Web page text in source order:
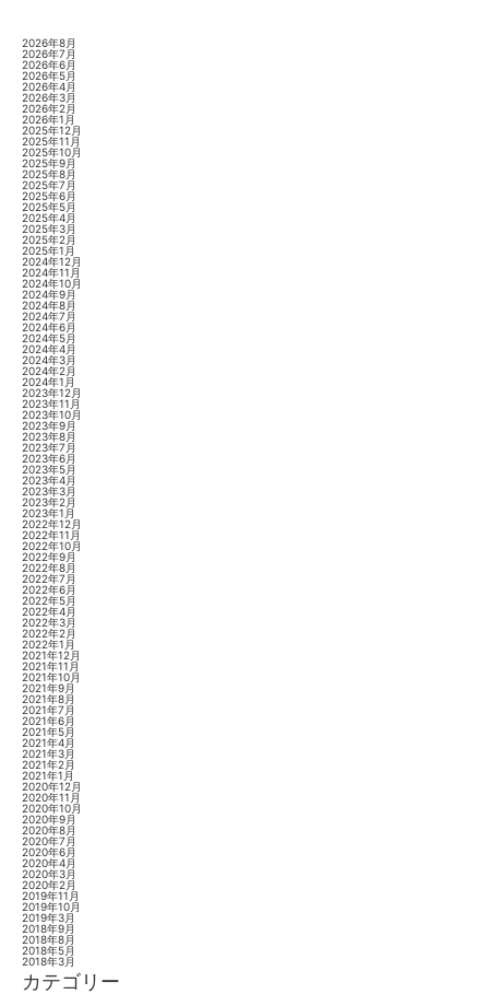
2026年8月
2026年7月
2026年6月
2026年5月
2026年4月
2026年3月
2026年2月
2026年1月
2025年12月
2025年11月
2025年10月
2025年9月
2025年8月
2025年7月
2025年6月
2025年5月
2025年4月
2025年3月
2025年2月
2025年1月
2024年12月
2024年11月
2024年10月
2024年9月
2024年8月
2024年7月
2024年6月
2024年5月
2024年4月
2024年3月
2024年2月
2024年1月
2023年12月
2023年11月
2023年10月
2023年9月
2023年8月
2023年7月
2023年6月
2023年5月
2023年4月
2023年3月
2023年2月
2023年1月
2022年12月
2022年11月
2022年10月
2022年9月
2022年8月
2022年7月
2022年6月
2022年5月
2022年4月
2022年3月
2022年2月
2022年1月
2021年12月
2021年11月
2021年10月
2021年9月
2021年8月
2021年7月
2021年6月
2021年5月
2021年4月
2021年3月
2021年2月
2021年1月
2020年12月
2020年11月
2020年10月
2020年9月
2020年8月
2020年7月
2020年6月
2020年4月
2020年3月
2020年2月
2019年11月
2019年10月
2019年3月
2018年9月
2018年8月
2018年5月
2018年3月
カテゴリー